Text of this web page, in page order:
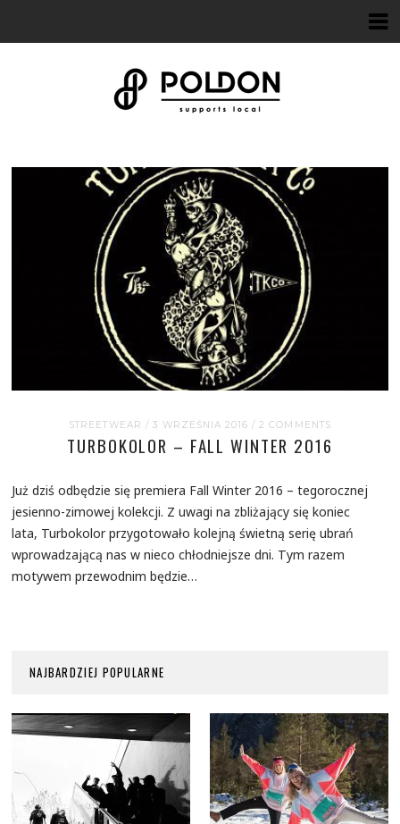
STREETWEAR / 3 WRZEŚNIA 2016/2 COMMENTS
TURBOKOLOR – FALL WINTER 2016
Już dziś odbędzie się premiera Fall Winter 2016 – tegorocznej
jesienno-zimowej kolekcji. Z uwagi na zbliżający się koniec
lata, Turbokolor przygotowało kolejną świetną serię ubrań
wprowadzającą nas w nieco chłodniejsze dni. Tym razem
motywem przewodnim będzie…
NAJBARDZIEJ POPULARNE